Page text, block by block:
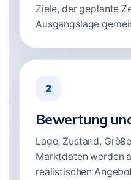
Ziele, der geplante
Ausgangslage
2
Bewertung
Lage, Zustand,
Marktdaten werden
realistischen